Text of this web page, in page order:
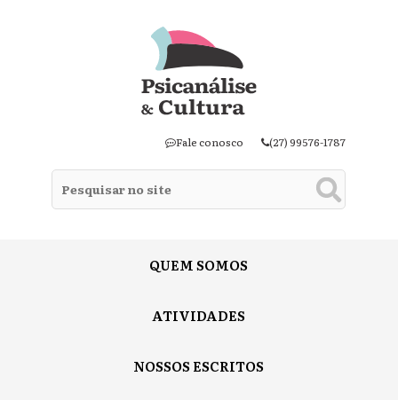
(27) 99576-1787
Fale conosco
QUEM SOMOS
ATIVIDADES
NOSSOS ESCRITOS